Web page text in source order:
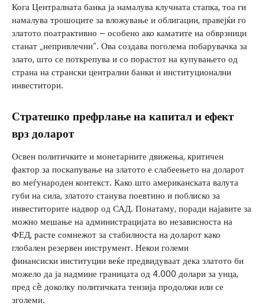
Кога Централната банка ја намалува клучната стапка, тоа ги
намалува трошоците за вложување и облигации, правејќи го
златото поатрактивно – особено ако каматите на обврзници
станат „непривлечни“. Ова создава поголема побарувачка за
злато, што се поткрепува и со порастот на купувањето од
страна на странски централни банки и институционални
инвеститори.
Стратешко префрлање на капитал и ефект
врз доларот
Освен политичките и монетарните движења, критичен
фактор за поскапување на златото е слабеењето на доларот
во меѓународен контекст. Како што американската валута
губи на сила, златото станува поевтино и поблиско за
инвеститорите надвор од САД. Понатаму, поради најавите за
можно мешање на администрацијата во независноста на
ФЕД, расте сомнежот за стабилноста на доларот како
глобален резервен инструмент. Некои големи
финансиски институции веќе предвидуваат дека златото би
можело да ја надмине границата од 4.000 долари за унца,
пред сè доколку политичката тензија продолжи или се
зголеми.